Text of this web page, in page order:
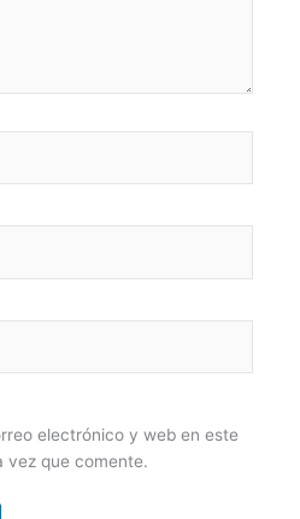
electrónico y web en este
vez que comente.